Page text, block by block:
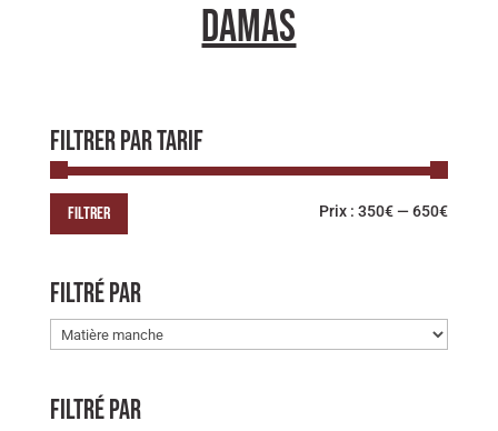
Damas
Filtrer par tarif
Prix
Prix
FILTRER Prix :350€—650€
Filtré par
Filtré par